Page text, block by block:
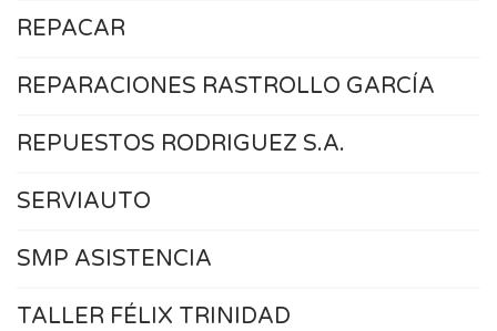
REPACAR
REPARACIONES RASTROLLO GARCÍA
REPUESTOS RODRIGUEZ S.A.
SERVIAUTO
SMP ASISTENCIA
TALLER FÉLIX TRINIDAD